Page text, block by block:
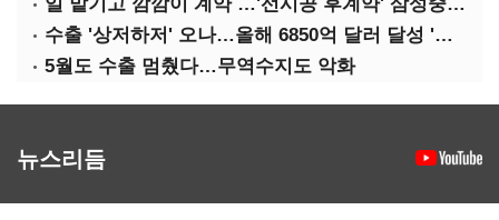
수출 '상저하저' 오나…올해 6850억 달러 달성 '빨간불'
5월도 수출 멈췄다…무역수지도 악화
뉴스리듬